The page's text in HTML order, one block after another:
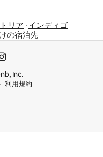
リア インディゴ
の宿泊先
Inc.
利用規約